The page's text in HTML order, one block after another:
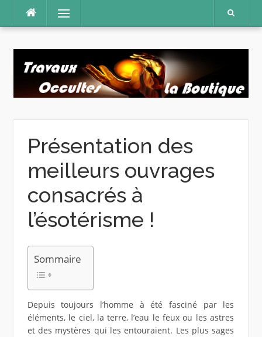
contenu
Menu
Présentation des
meilleurs ouvrages
consacrés à
l’ésotérisme !
Sommaire
Depuis toujours l’homme à été fasciné par les
éléments, le ciel, la terre, l’eau le feux ou les astres
et des mystères qui les entouraient. Les plus sages